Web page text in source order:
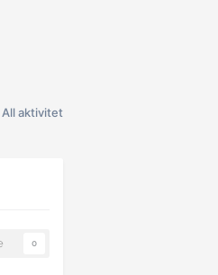
All aktivitet
0